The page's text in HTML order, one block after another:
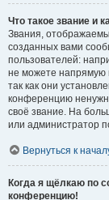
Что такое звание и
Звания,
созданных вами
пользователей:
не можете напрямую
так как они
конференцию
своё звание. На
или администратор
Вернуться к
Когда я щёлкаю по
конференцию!